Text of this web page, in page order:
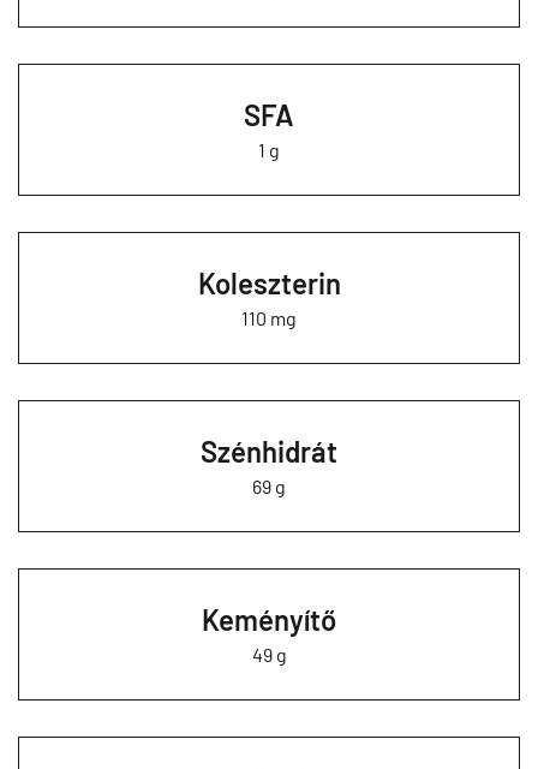
SFA
1 g
Koleszterin
110 mg
Szénhidrát
69 g
Keményítő
49 g